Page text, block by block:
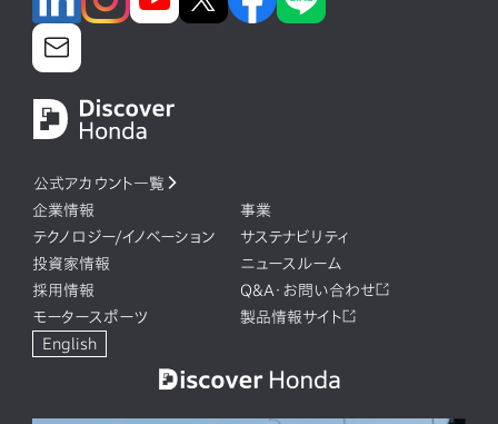
公式アカウント一覧
企業情報
事業
テクノロジー/イノベーション
サステナビリティ
投資家情報
ニュースルーム
採用情報
Q&A・お問い合わせ
モータースポーツ
製品情報サイト
English